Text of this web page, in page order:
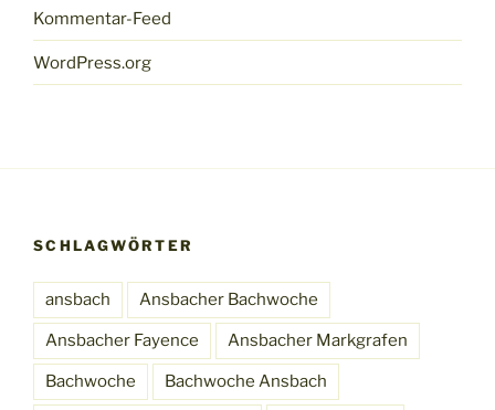
Kommentar-Feed
WordPress.org
SCHLAGWÖRTER
ansbach Ansbacher Bachwoche
Ansbacher Fayence Ansbacher Markgrafen
Bachwoche Bachwoche Ansbach